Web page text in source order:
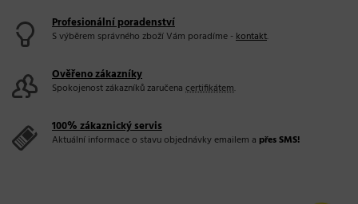
Profesionální poradenství
S výběrem správného zboží Vám poradíme -kontakt.
Ověřeno zákazníky
Spokojenost zákazníků zaručena certifikátem.
100% zákaznický servis
Aktuální informace o stavu objednávky emailem a přes SMS!